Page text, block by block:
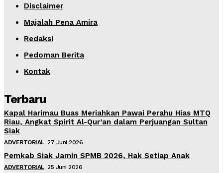
Disclaimer
Majalah Pena Amira
Redaksi
Pedoman Berita
Kontak
Terbaru
Kapal Harimau Buas Meriahkan Pawai Perahu Hias MTQ
Riau, Angkat Spirit Al-Qur’an dalam Perjuangan Sultan
Siak
ADVERTORIAL 27 Juni 2026
Pemkab Siak Jamin SPMB 2026, Hak Setiap Anak
ADVERTORIAL 25 Juni 2026